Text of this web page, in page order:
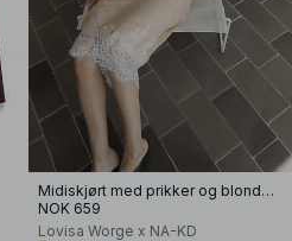
Midiskjørt med prikker og blondedetaljer
NOK 659
Lovisa Worge x NA-KD